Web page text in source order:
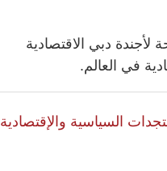
دبي الاقتصادية
السياسية والإقتصادية